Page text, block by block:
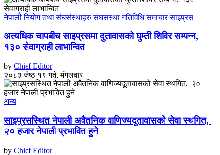
नेपाली नियोग तथा संघसंस्थाहरु संघसंस्था गतिविधि समाचार साइप्रस
अत्यधिक चापबीच साइप्रसमा दुतावासको घुम्ती शिविर सम्पन्न,
१३० सेवाग्राही लाभान्वित
by Chief Editor
२०८३ जेष्ठ १९ गते, मंगलवार
अन्य
साइप्रसस्थित नेपाली अवैतनिक वाणिज्यदूतावासको सेवा स्थगित,
२० हजार नेपाली प्रभावित हुने
by Chief Editor